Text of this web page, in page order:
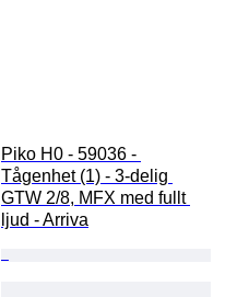
Piko H0 - 59036 -
Tågenhet (1) - 3-delig
GTW 2/8, MFX med fullt
ljud - Arriva